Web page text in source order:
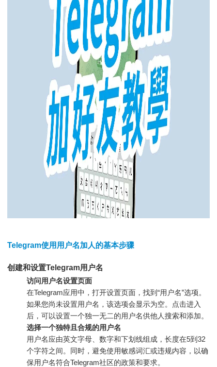
Telegram使用用户名加人的基本步骤
创建和设置Telegram用户名
访问用户名设置页面
在Telegram应用中，打开设置页面，找到“用户名”选项。
如果您尚未设置用户名，该选项会显示为空。点击进入
后，可以设置一个独一无二的用户名供他人搜索和添加。
选择一个独特且合规的用户名
用户名应由英文字母、数字和下划线组成，长度在5到32
个字符之间。同时，避免使用敏感词汇或违规内容，以确
保用户名符合Telegram社区的政策和要求。